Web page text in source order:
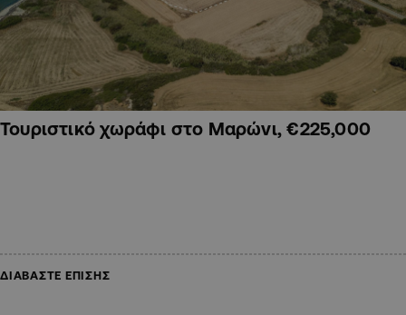
Τουριστικό χωράφι στο Μαρώνι, €225,000
ΔΙΑΒΑΣΤΕ ΕΠΙΣΗΣ